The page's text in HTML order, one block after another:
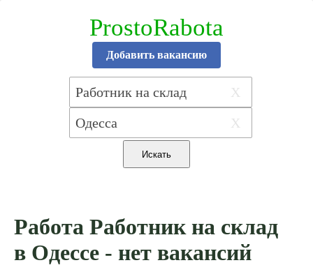
ProstoRabota
Добавить вакансию
X
X
Работа Работник на склад
в Одессе - нет вакансий